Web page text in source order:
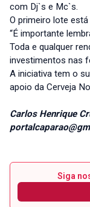
com Dj`s e Mc`s.
O primeiro lote
“É importante
Toda e qualquer
investimentos nas
A iniciativa tem o
apoio da Cerveja
Carlos Henrique
Siga